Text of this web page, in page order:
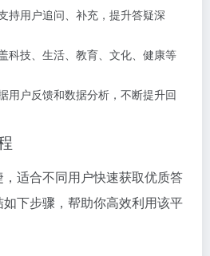
持用户追问、补充，提升答疑深
科技、生活、教育、文化、健康等
用户反馈和数据分析，不断提升回
适合不同用户快速获取优质答
下步骤，帮助你高效利用该平